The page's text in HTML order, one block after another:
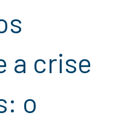
a crise
o